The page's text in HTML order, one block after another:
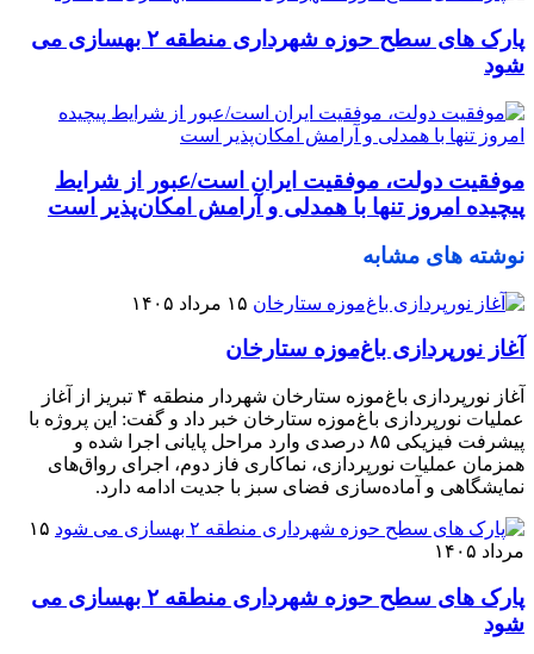
پارک های سطح حوزه شهرداری منطقه ۲ بهسازی می
شود
موفقیت دولت، موفقیت ایران است/عبور از شرایط
پیچیده امروز تنها با همدلی و آرامش امکان‌پذیر است
نوشته های مشابه
۱۵ مرداد ۱۴۰۵
آغاز نورپردازی باغ‌موزه ستارخان
آغاز نورپردازی باغ‌موزه ستارخان شهردار منطقه ۴ تبریز از آغاز
عملیات نورپردازی باغ‌موزه ستارخان خبر داد و گفت: این پروژه با
پیشرفت فیزیکی ۸۵ درصدی وارد مراحل پایانی اجرا شده و
همزمان عملیات نورپردازی، نماکاری فاز دوم، اجرای رواق‌های
نمایشگاهی و آماده‌سازی فضای سبز با جدیت ادامه دارد.
۱۵
مرداد ۱۴۰۵
پارک های سطح حوزه شهرداری منطقه ۲ بهسازی می
شود